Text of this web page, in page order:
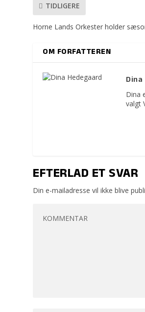
TIDLIGERE
Horne Lands Orkester holder
OM FORFATTEREN
Dina
valgt
EFTERLAD ET SVAR
Din e-mailadresse vil ikke blive